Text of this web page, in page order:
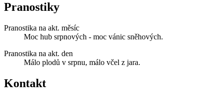
Pranostiky
Pranostika na akt. měsíc
Moc hub srpnových - moc vánic sněhových.
Pranostika na akt. den
Málo plodů v srpnu, málo včel z jara.
Kontakt